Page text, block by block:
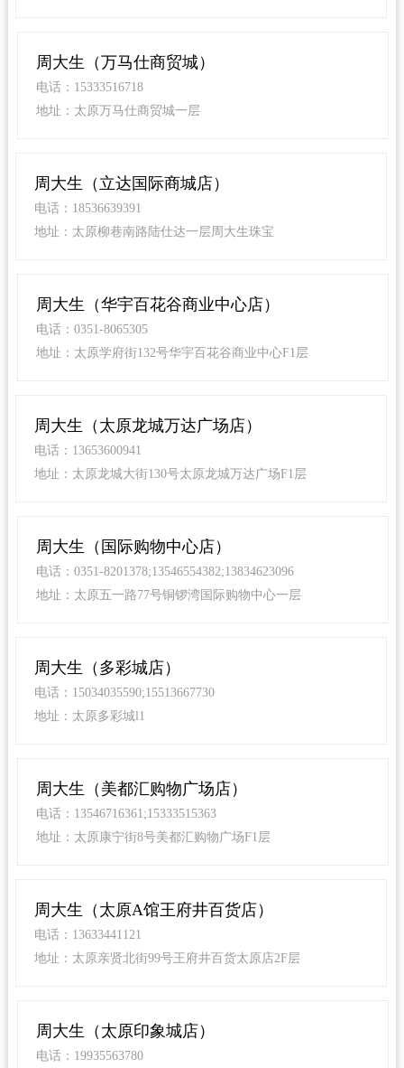
周大生（万马仕商贸城）
电话：15333516718
地址：太原万马仕商贸城一层
周大生（立达国际商城店）
电话：18536639391
地址：太原柳巷南路陆仕达一层周大生珠宝
周大生（华宇百花谷商业中心店）
电话：0351-8065305
地址：太原学府街132号华宇百花谷商业中心F1层
周大生（太原龙城万达广场店）
电话：13653600941
地址：太原龙城大街130号太原龙城万达广场F1层
周大生（国际购物中心店）
电话：0351-8201378;13546554382;13834623096
地址：太原五一路77号铜锣湾国际购物中心一层
周大生（多彩城店）
电话：15034035590;15513667730
地址：太原多彩城l1
周大生（美都汇购物广场店）
电话：13546716361;15333515363
地址：太原康宁街8号美都汇购物广场F1层
周大生（太原A馆王府井百货店）
电话：13633441121
地址：太原亲贤北街99号王府井百货太原店2F层
周大生（太原印象城店）
电话：19935563780